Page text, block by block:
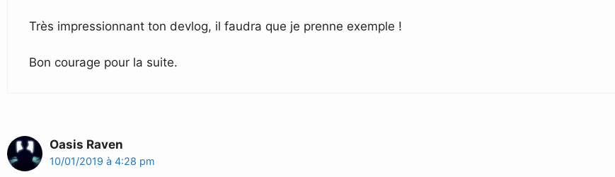
Très impressionnant ton devlog, il faudra que je prenne exemple !
Bon courage pour la suite.
Oasis Raven
10/01/2019 à 4:28 pm